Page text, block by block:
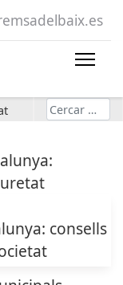
Cerca
consells